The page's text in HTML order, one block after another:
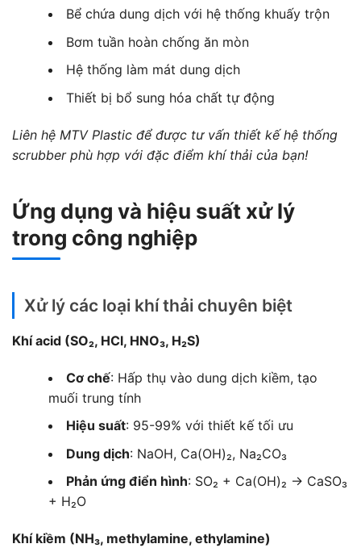
Bể chứa dung dịch với hệ thống khuấy trộn
Bơm tuần hoàn chống ăn mòn
Hệ thống làm mát dung dịch
Thiết bị bổ sung hóa chất tự động
Liên hệ MTV Plastic để được tư vấn thiết kế hệ thống
scrubber phù hợp với đặc điểm khí thải của bạn!
Ứng dụng và hiệu suất xử lý
trong công nghiệp
Xử lý các loại khí thải chuyên biệt
Khí acid (SO₂, HCl, HNO₃, H₂S)
Cơ chế: Hấp thụ vào dung dịch kiềm, tạo
muối trung tính
Hiệu suất: 95-99% với thiết kế tối ưu
Dung dịch: NaOH, Ca(OH)₂, Na₂CO₃
Phản ứng điển hình: SO₂ + Ca(OH)₂ → CaSO₃
+ H₂O
Khí kiềm (NH₃, methylamine, ethylamine)